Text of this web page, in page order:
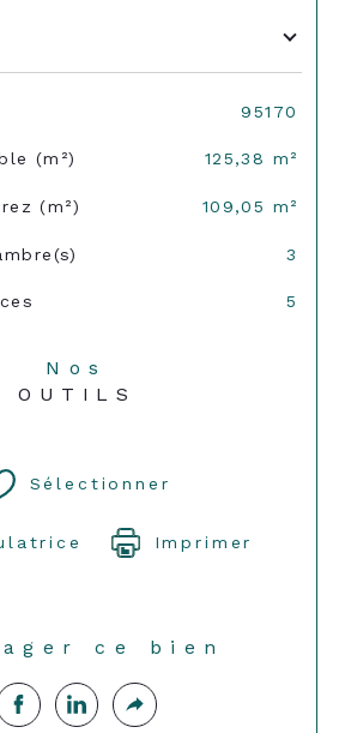
95170
(m²) 125,38 m²
(m²) 109,05 m²
3
5
Nos
OUTILS
Sélectionner
Imprimer
ce bien